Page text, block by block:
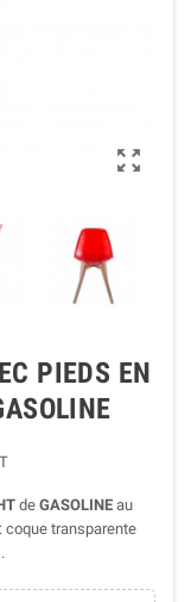

PIEDS EN
de GASOLINE au
coque transparente